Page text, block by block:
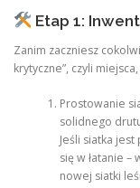
Etap 1:
Zanim zaczniesz
krytyczne”, czyli
Prostowanie
solidnego
Jeśli siatka jest
się w łatanie –
nowej siatki